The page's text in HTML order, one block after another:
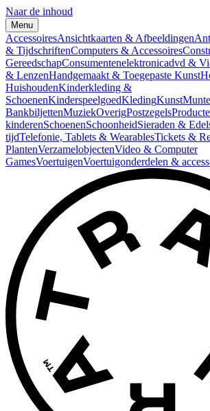
Naar de inhoud
Menu
AccessoiresAnsichtkaarten & Afbeeldingen
& TijdschriftenComputers & Accessoires
GereedschapConsumentenelektronicadvd &
& LenzenHandgemaakt & Toegepaste Kunst
HuishoudenKinderkleding &
SchoenenKinderspeelgoedKledingKunst
BankbiljettenMuziekOverigPostzegels
kinderenSchoenenSchoonheidSieraden &
tijdTelefonie, Tablets & WearablesTickets &
PlantenVerzamelobjectenVideo & Computer
GamesVoertuigenVoertuigonderdelen &